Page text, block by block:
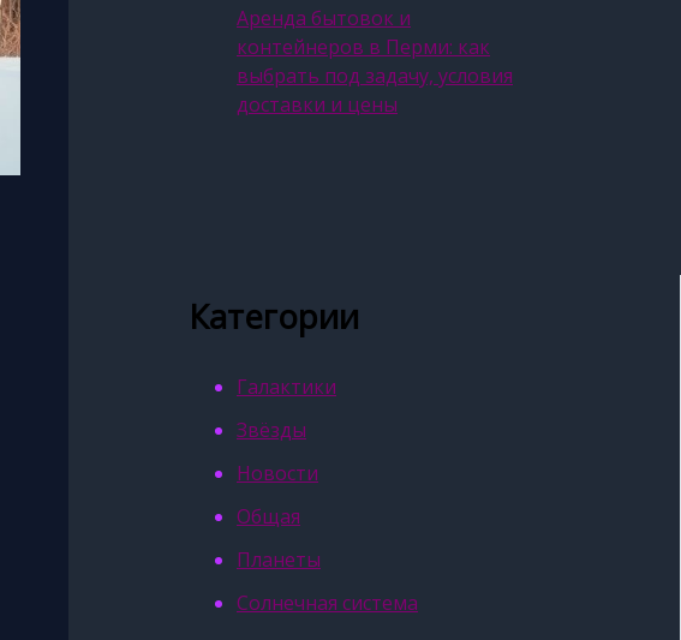
Аренда бытовок и
контейнеров в Перми: как
выбрать под задачу, условия
доставки и цены
Категории
Галактики
Звёзды
Новости
Общая
Планеты
Солнечная система